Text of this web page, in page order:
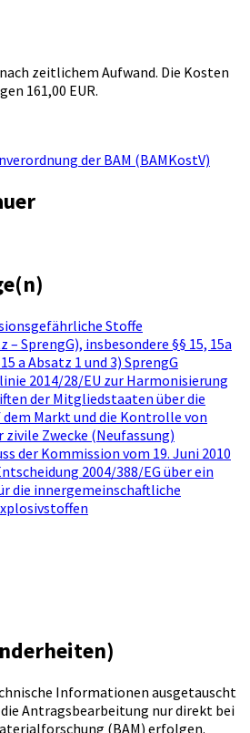
zeitlichem Aufwand. Die Kosten
161,00 EUR.
der BAM (BAMKostV)
Stoffe
SprengG), insbesondere §§ 15, 15a
a Absatz 1 und 3) SprengG
2014/28/EU zur Harmonisierung
der Mitgliedstaaten über die
Markt und die Kontrolle von
Zwecke (Neufassung)
der Kommission vom 19. Juni 2010
2004/388/EG über ein
die innergemeinschaftliche
Informationen ausgetauscht
die Antragsbearbeitung nur direkt bei
(BAM) erfolgen.